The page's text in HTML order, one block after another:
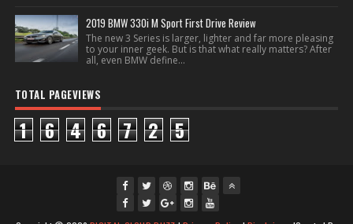
2019 BMW 330i M Sport First Drive Review
The new 3 Series is larger, lighter and far more pleasing
to your inner geek. But is that what really matters? After
all, even BMW define...
TOTAL PAGEVIEWS
1 6 4 6 7 2 5
fac twi gpl ins you